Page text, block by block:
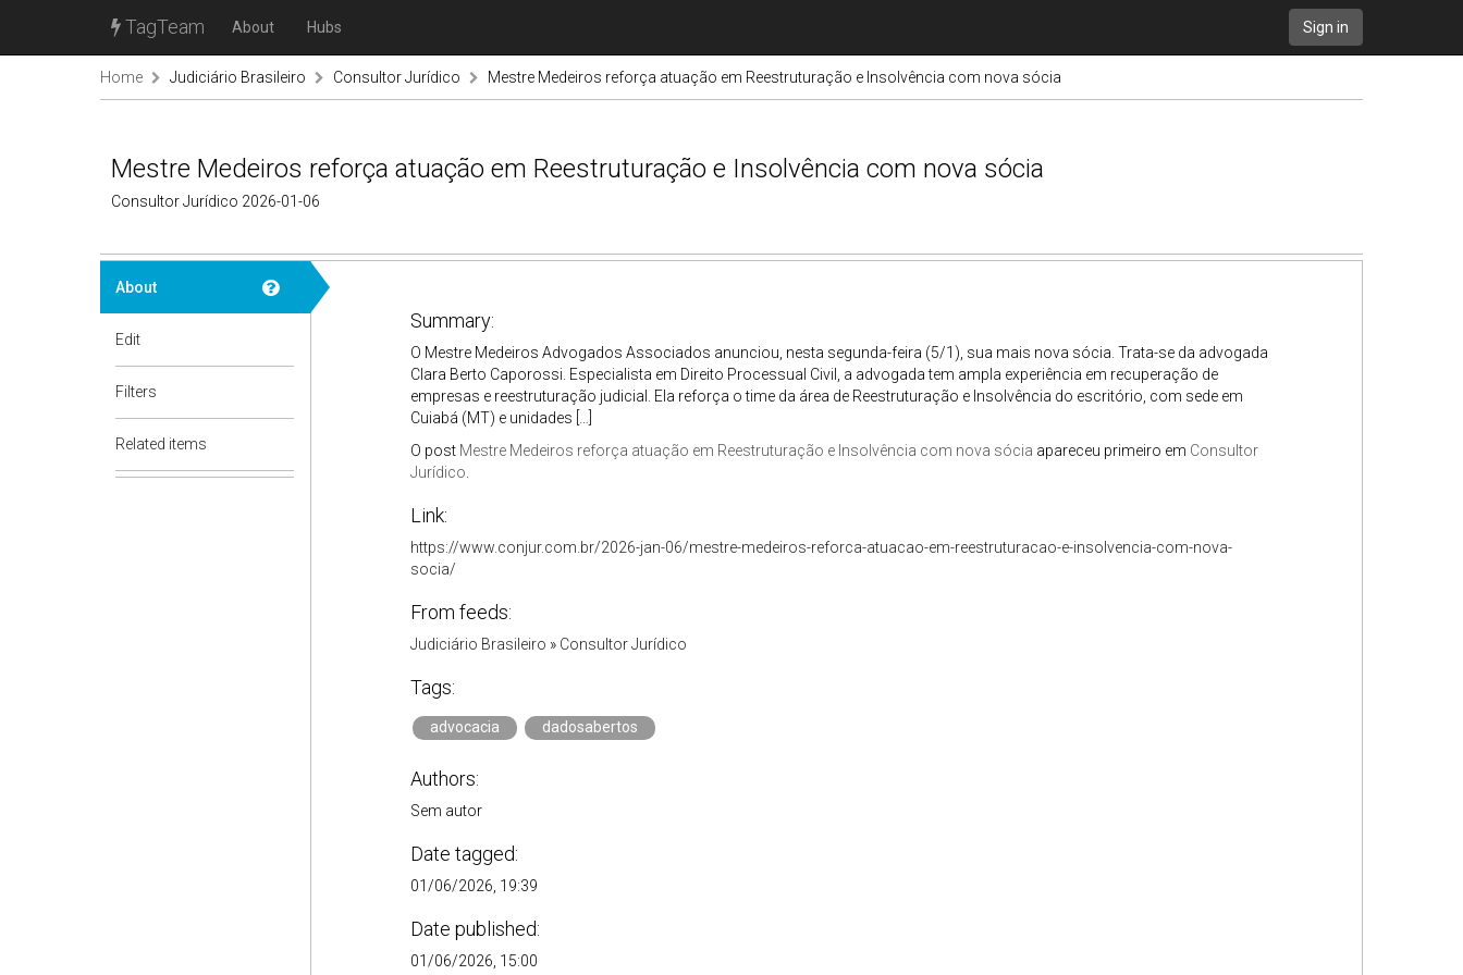
TagTeam About Hubs Sign in
Home Judiciário Brasileiro Consultor Jurídico Mestre Medeiros reforça atuação em Reestruturação e Insolvência com nova sócia
Mestre Medeiros reforça atuação em Reestruturação e Insolvência com nova sócia
Consultor Jurídico 2026-01-06
About
Edit
Filters
Related items
Summary:
O Mestre Medeiros Advogados Associados anunciou, nesta segunda-feira (5/1), sua mais nova sócia. Trata-se da advogada
Clara Berto Caporossi. Especialista em Direito Processual Civil, a advogada tem ampla experiência em recuperação de
empresas e reestruturação judicial. Ela reforça o time da área de Reestruturação e Insolvência do escritório, com sede em
Cuiabá (MT) e unidades […]
O post Mestre Medeiros reforça atuação em Reestruturação e Insolvência com nova sócia apareceu primeiro em Consultor
Jurídico
Link:
https://www.conjur.com.br/2026-jan-06/mestre-medeiros-reforca-atuacao-em-reestruturacao-e-insolvencia-com-nova-
socia/
From feeds:
Judiciário Brasileiro » Consultor Jurídico
Tags:
advocacia dadosabertos
Authors:
Sem autor
Date tagged:
01/06/2026, 19:39
Date published:
01/06/2026, 15:00